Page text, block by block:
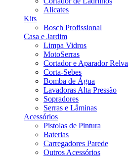
Alicates
Kits
Bosch Profissional
Casa e Jardim
Limpa Vidros
MotoSerras
Cortador e Aparador Relva
Corta-Sebes
Bomba de Água
Lavadoras Alta Pressão
Sopradores
Serras e Lâminas
Acessórios
Pistolas de Pintura
Baterias
Carregadores Parede
Outros Acessórios